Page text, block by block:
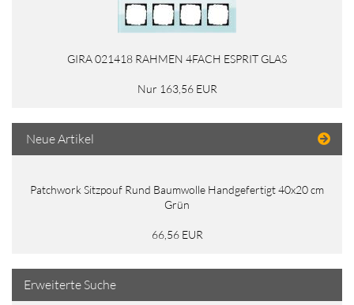
GIRA 021418 RAHMEN 4FACH ESPRIT GLAS
Nur 163,56 EUR
Neue Artikel
Patchwork Sitzpouf Rund Baumwolle Handgefertigt 40x20 cm
Grün
66,56 EUR
Erweiterte Suche